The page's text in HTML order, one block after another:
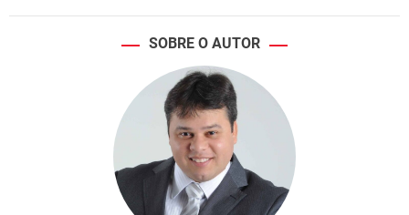
SOBRE O AUTOR